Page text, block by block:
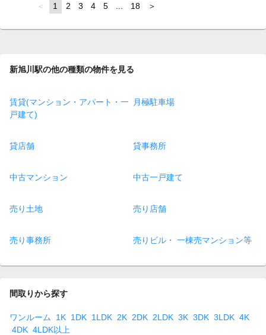
page
You're
page
1 page
2 page
3 page
4 page
5 pagepage
18 page
新旭川駅の他の種類の物件を見る
賃貸(マンション・アパート・一
戸建て)
月極駐車場
貸店舗 貸事務所
中古マンション 中古一戸建て
売り土地 売り店舗
売り事務所 売りビル・ 一棟売マンション等
間取りから探す
ワンルーム 1K 1DK 1LDK 2K 2DK 2LDK 3K 3DK 3LDK 4K
4DK 4LDK以上